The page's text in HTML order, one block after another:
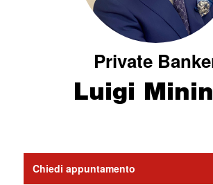
Private
Luigi
Chiedi appuntamento